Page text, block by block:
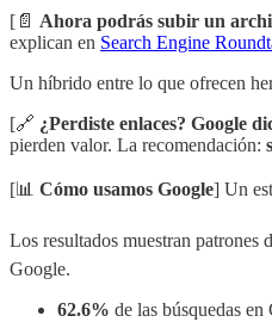
[📄 Ahora podrás subir un
explican en Search Engine
Un híbrido entre lo que ofrecen
[🔗 ¿Perdiste enlaces? Google
pierden valor. La recomendación:
[📊 Cómo usamos Google] Un
Los resultados muestran patrones
Google.
62.6% de las búsquedas en